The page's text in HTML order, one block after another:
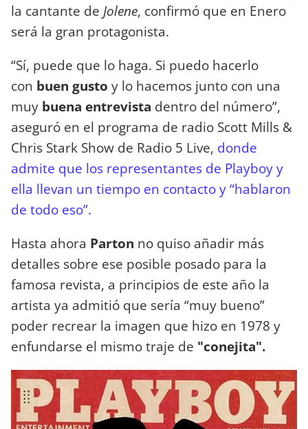
la cantante de Jolene, confirmó que en Enero
será la gran protagonista.
“Sí, puede que lo haga. Si puedo hacerlo
con buen gusto y lo hacemos junto con una
muy buena entrevista dentro del número”,
aseguró en el programa de radio Scott Mills &
Chris Stark Show de Radio 5 Live, donde
admite que los representantes de Playboy y
ella llevan un tiempo en contacto y “hablaron
de todo eso”.
Hasta ahora Parton no quiso añadir más
detalles sobre ese posible posado para la
famosa revista, a principios de este año la
artista ya admitió que sería “muy bueno”
poder recrear la imagen que hizo en 1978 y
enfundarse el mismo traje de "conejita".